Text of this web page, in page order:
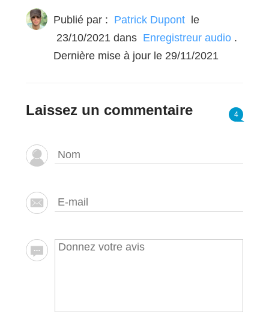
Publié par : Patrick Dupont le
23/10/2021 dans Enregistreur audio .
Dernière mise à jour le 29/11/2021
Laissez un commentaire 4